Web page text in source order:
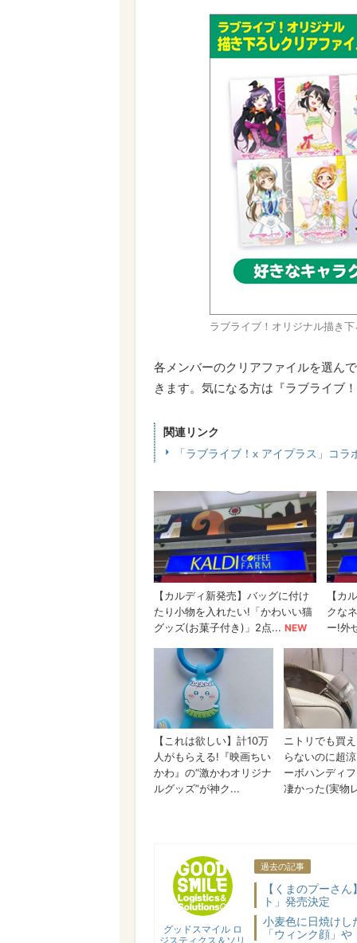
ラブライブ！オリジナル描き
各メンバーのクリアファイルを選ん
きます。気になる方は『ラブライブ
関連リンク
「ラブライブ！x アイプラス」コラ
グッドスマイル ロジスティ
グッドスマイル ロ
ジスティクス＆ソリ
過去の記事
【くまのプーさ
ト」発売決定
小麦色に日焼けし
「ウィンク顔」